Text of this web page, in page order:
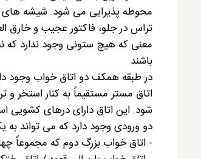
محوطه پذیرایی می شود. شیشه های
تراس در جلو، فاکتور عجیب و خارق
معنی که هیچ ستونی وجود ندارد که
باشند.
در طبقه همکف دو اتاق خواب وجود
اتاق مستر مستقیماً به کنار استخر و
شود. این اتاق دارای درهای کشویی
دو ورودی وجود دارد که می تواند به
- اتاق خواب بزرگ دوم که مجموعاً